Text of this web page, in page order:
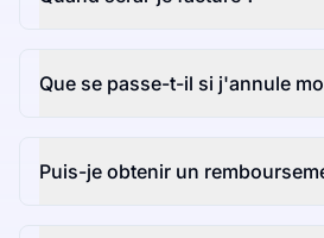
Que se passe-t-il si j'annule
Puis-je obtenir un